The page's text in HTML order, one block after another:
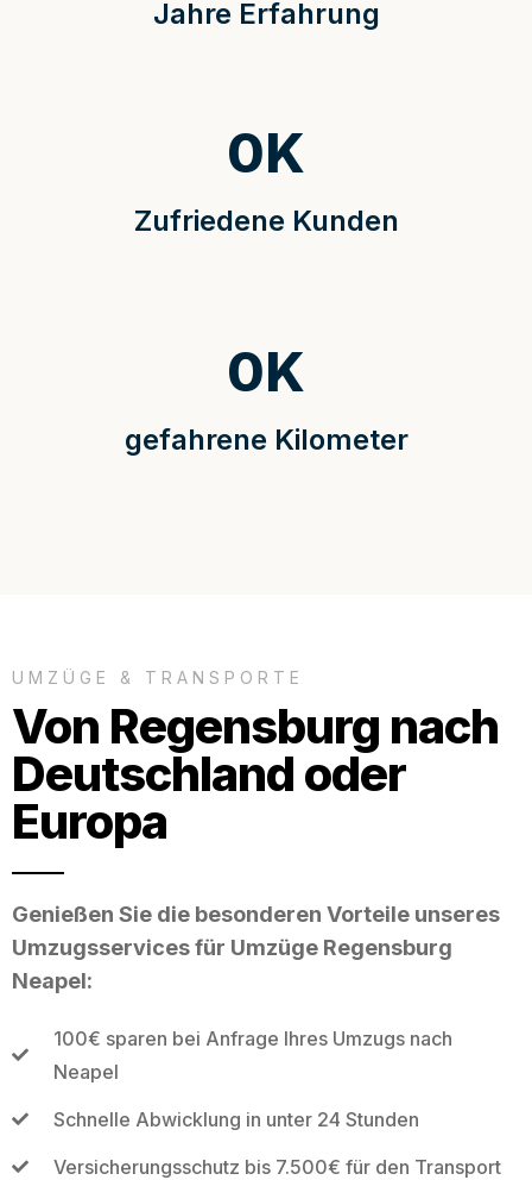
Jahre Erfahrung
Zufriedene Kunden
0K
gefahrene Kilometer
0K
UMZÜGE & TRANSPORTE
Von Regensburg nach
Deutschland oder
Europa
Genießen Sie die besonderen Vorteile unseres
Umzugsservices für Umzüge Regensburg
Neapel:
100€ sparen bei Anfrage Ihres Umzugs nach
Neapel
Schnelle Abwicklung in unter 24 Stunden
Versicherungsschutz bis 7.500€ für den Transport